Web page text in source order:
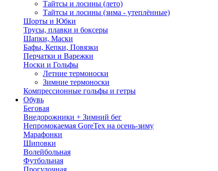
Тайтсы и лосины (лето)
Тайтсы и лосины (зима - утеплённые)
Шорты и Юбки
Трусы, плавки и боксеры
Шапки, Маски
Бафы, Кепки, Повязки
Перчатки и Варежки
Носки и Гольфы
Летние термоноски
Зимние термоноски
Компрессионные гольфы и гетры
Обувь
Беговая
Внедорожники + Зимний бег
Непромокаемая GoreTex на осень-зиму
Марафонки
Шиповки
Волейбольная
Футбольная
Прогулочная